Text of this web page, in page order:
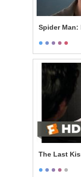
Spider Man:
The Last